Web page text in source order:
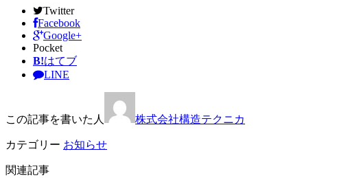
Twitter
Facebook
Google+
Pocket
B!はてブ
LINE
この記事を書いた人 株式会社構造テクニカ
カテゴリー お知らせ
関連記事